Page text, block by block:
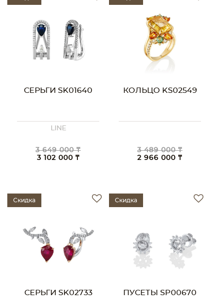
СЕРЬГИ SK01640
LINE
3 649 000 ₸
3 102 000 ₸
КОЛЬЦО KS02549
3 489 000 ₸
2 966 000 ₸
Скидка
СЕРЬГИ SK02733
Скидка
ПУСЕТЫ SP00670